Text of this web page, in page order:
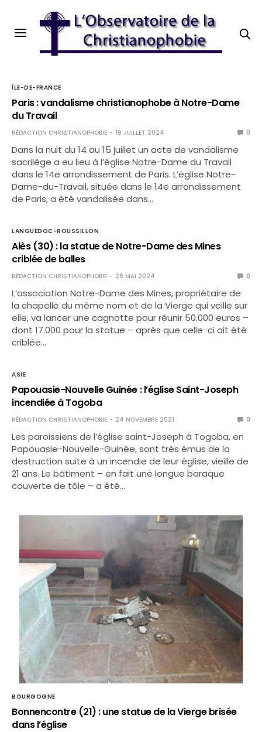
ÎLE-DE-FRANCE
Paris : vandalisme christianophobe à Notre-Dame
du Travail
RÉDACTION CHRISTIANOPHOBIE 19 JUILLET 2024 0
Dans la nuit du 14 au 15 juillet un acte de vandalisme
sacrilège a eu lieu à l’église Notre-Dame du Travail
dans le 14e arrondissement de Paris. L’église Notre-
Dame-du-Travail, située dans le 14e arrondissement
de Paris, a été vandalisée dans…
LANGUEDOC-ROUSSILLON
Alès (30) : la statue de Notre-Dame des Mines
criblée de balles
RÉDACTION CHRISTIANOPHOBIE 28 MAI 2024 0
L’association Notre-Dame des Mines, propriétaire de
la chapelle du même nom et de la Vierge qui veille sur
elle, va lancer une cagnotte pour réunir 50.000 euros –
dont 17.000 pour la statue – après que celle-ci ait été
criblée…
ASIE
Papouasie-Nouvelle Guinée : l’église Saint-Joseph
incendiée à Togoba
RÉDACTION CHRISTIANOPHOBIE 24 NOVEMBRE 2021 0
Les paroissiens de l’église saint-Joseph à Togoba, en
Papouasie-Nouvelle-Guinée, sont très émus de la
destruction suite à un incendie de leur église, vieille de
21 ans. Le bâtiment – en fait une longue baraque
couverte de tôle – a été…
BOURGOGNE
Bonnencontre (21) : une statue de la Vierge brisée
dans l’église